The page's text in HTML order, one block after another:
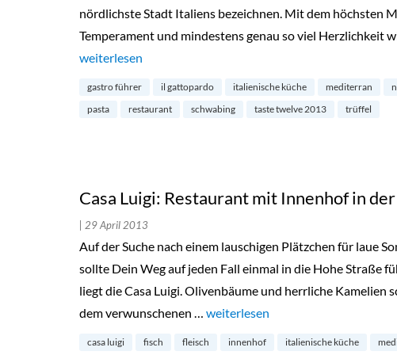
nördlichste Stadt Italiens bezeichnen. Mit dem höchsten
Temperament und mindestens genau so viel Herzlichkeit
„Restaurant Il Gattopardo in Schwabing“
weiterlesen
gastro führer il gattopardo italienische küche mediterran
pasta
restaurant schwabing taste twelve 2013 trüffel
Casa Luigi: Restaurant mit Innenhof in
| 29 April 2013
Auf der Suche nach einem lauschigen Plätzchen für laue
sollte Dein Weg auf jeden Fall einmal in die Hohe Straße
liegt die Casa Luigi. Olivenbäume und herrliche Kamelien
dem verwunschenen … „Casa Luigi: Restaurant mit
weiterlesen
casa luigi fisch fleisch innenhof italienische küche